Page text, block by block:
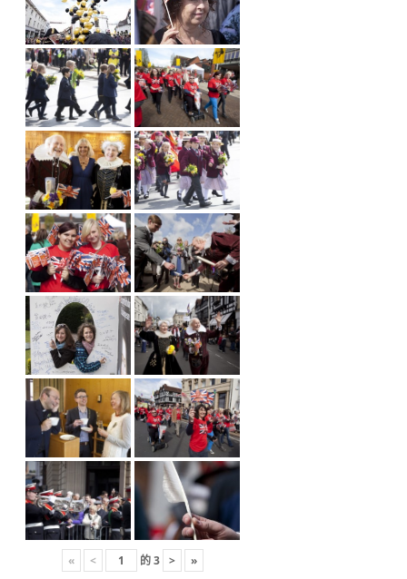
« < 的3 > »